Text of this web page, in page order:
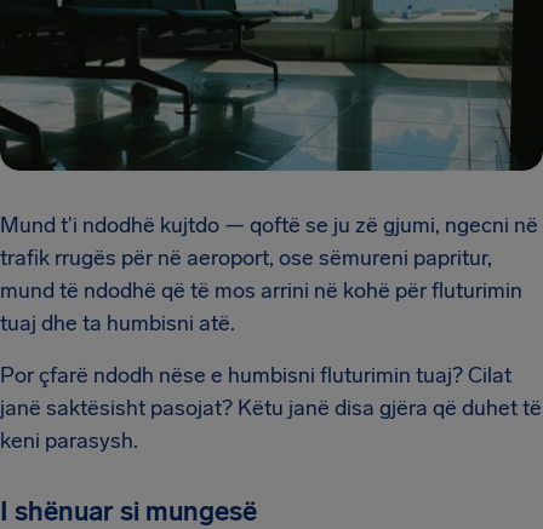
Mund t'i ndodhë kujtdo — qoftë se ju zë gjumi, ngecni në
trafik rrugës për në aeroport, ose sëmureni papritur,
mund të ndodhë që të mos arrini në kohë për fluturimin
tuaj dhe ta humbisni atë.
Por çfarë ndodh nëse e humbisni fluturimin tuaj? Cilat
janë saktësisht pasojat? Këtu janë disa gjëra që duhet të
keni parasysh.
I shënuar si mungesë